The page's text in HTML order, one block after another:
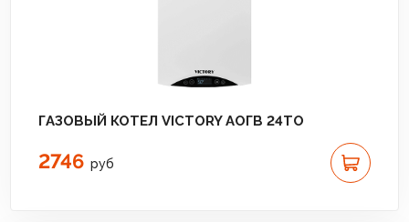
ГАЗОВЫЙ КОТЕЛ VICTORY АОГВ 24TО
2746 руб